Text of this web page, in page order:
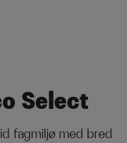
Select
fagmiljø med bred